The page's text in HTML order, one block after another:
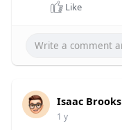
Like
Isaac Brooks
1 y